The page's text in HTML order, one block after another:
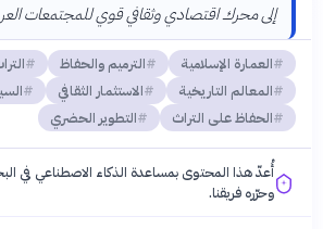
إلى محرك اقتصادي وثقافي قوي للمجتمعات
العمارة الإسلامية الترميم والحفاظ
المعالم التاريخية
الاستثمار الثقافي
الحفاظ على التراث
التطوير الحضري
أُعدّ هذا المحتوى بمساعدة الذكاء الاصطناعي في
وحرّره فريقنا.